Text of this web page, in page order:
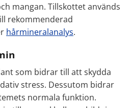
mangan. Tillskottet används
rekommenderad
hårmineralanalys.
som bidrar till att skydda
stress. Dessutom bidrar
normala funktion.